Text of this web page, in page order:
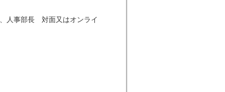
人事部長 対面又はオンライ